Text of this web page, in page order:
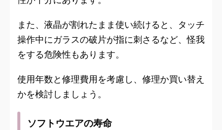
また、液晶が割れたまま使い続けると、タッチ
操作中にガラスの破片が指に刺さるなど、怪我
をする危険性もあります。
使用年数と修理費用を考慮し、修理か買い替え
かを検討しましょう。
ソフトウエアの寿命